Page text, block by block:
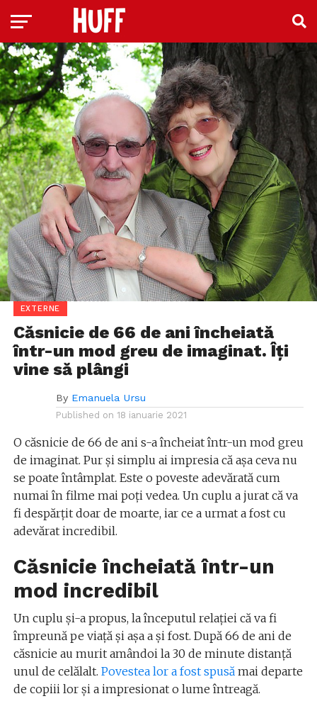
EXTERNE
Căsnicie de 66 de ani încheiată
într-un mod greu de imaginat. Îți
vine să plângi
By Emanuela Ursu
Published on 18 ianuarie 2021
O căsnicie de 66 de ani s-a încheiat într-un mod greu
de imaginat. Pur și simplu ai impresia că așa ceva nu
se poate întâmplat. Este o poveste adevărată cum
numai în filme mai poți vedea. Un cuplu a jurat că va
fi despărțit doar de moarte, iar ce a urmat a fost cu
adevărat incredibil.
Căsnicie încheiată într-un
mod incredibil
Un cuplu și-a propus, la începutul relației că va fi
împreună pe viață și așa a și fost. După 66 de ani de
căsnicie au murit amândoi la 30 de minute distanță
unul de celălalt. Povestea lor a fost spusă mai departe
de copiii lor și a impresionat o lume întreagă.